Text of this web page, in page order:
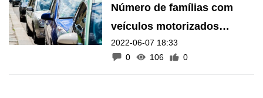
Número de famílias com
veículos motorizados
aumentou 27,4 por cento na
última década
2022-06-07 18:33
0
106 0